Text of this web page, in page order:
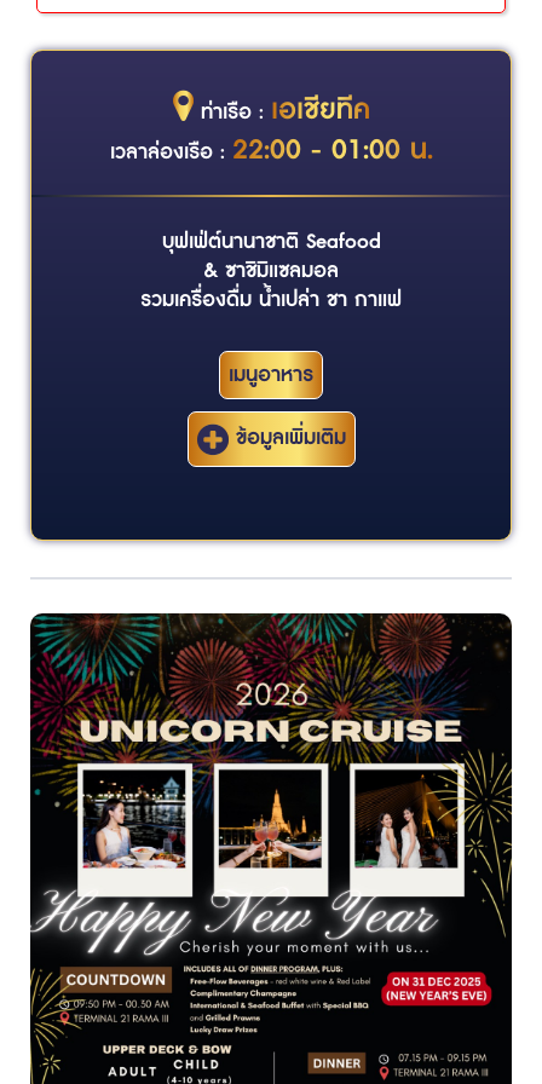
ท่าเรือ : เอเชียทีค
เวลาล่องเรือ : 22:00 - 01:00 น.
บุฟเฟ่ต์นานาชาติ Seafood
& ซาชิมิแซลมอล
รวมเครื่องดื่ม น้ำเปล่า ชา กาแฟ
เมนูอาหาร
ข้อมูลเพิ่มเติม